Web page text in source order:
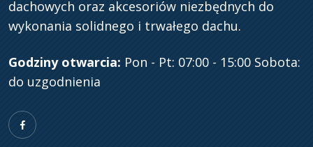
dachowych oraz akcesoriów niezbędnych do
wykonania solidnego i trwałego dachu.
Godziny otwarcia: Pon - Pt: 07:00 - 15:00 Sobota:
do uzgodnienia